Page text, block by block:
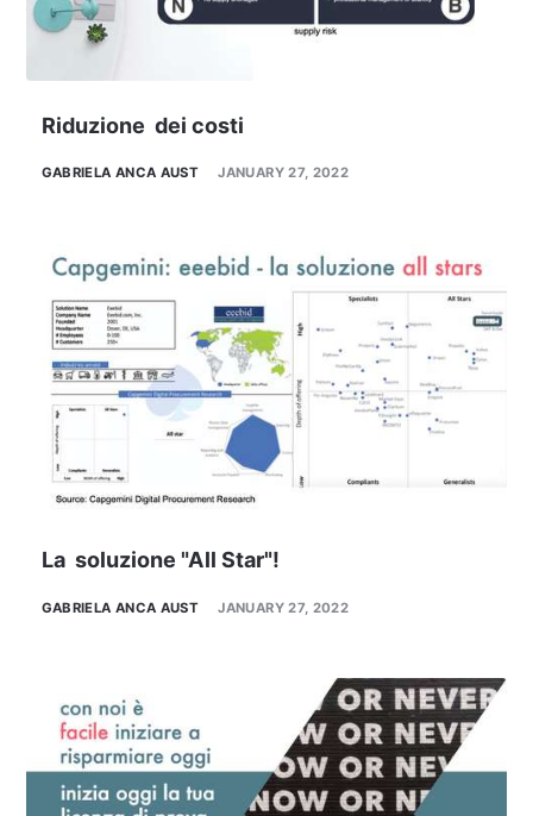
Riduzione dei costi
GABRIELA ANCA AUST JANUARY 27, 2022
La soluzione "All Star"!
GABRIELA ANCA AUST JANUARY 27, 2022